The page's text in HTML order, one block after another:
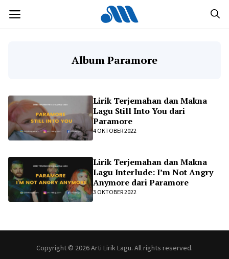
isi
MENU
Album Paramore
Lirik Terjemahan dan Makna
Lagu Still Into You dari
Paramore
4 OKTOBER 2022
Lirik Terjemahan dan Makna
Lagu Interlude: I’m Not Angry
Anymore dari Paramore
3 OKTOBER 2022
Copyright © 2026 Arti Lirik Lagu. All rights reserved.